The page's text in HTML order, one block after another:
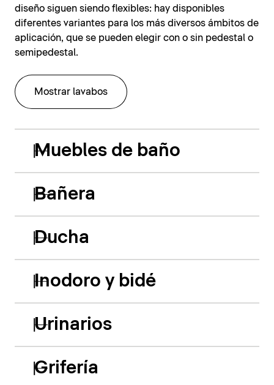
diseño siguen siendo flexibles: hay disponibles
diferentes variantes para los más diversos ámbitos de
aplicación, que se pueden elegir con o sin pedestal o
semipedestal.
Mostrar lavabos
Muebles de baño
Bañera
Ducha
Inodoro y bidé
Urinarios
Grifería